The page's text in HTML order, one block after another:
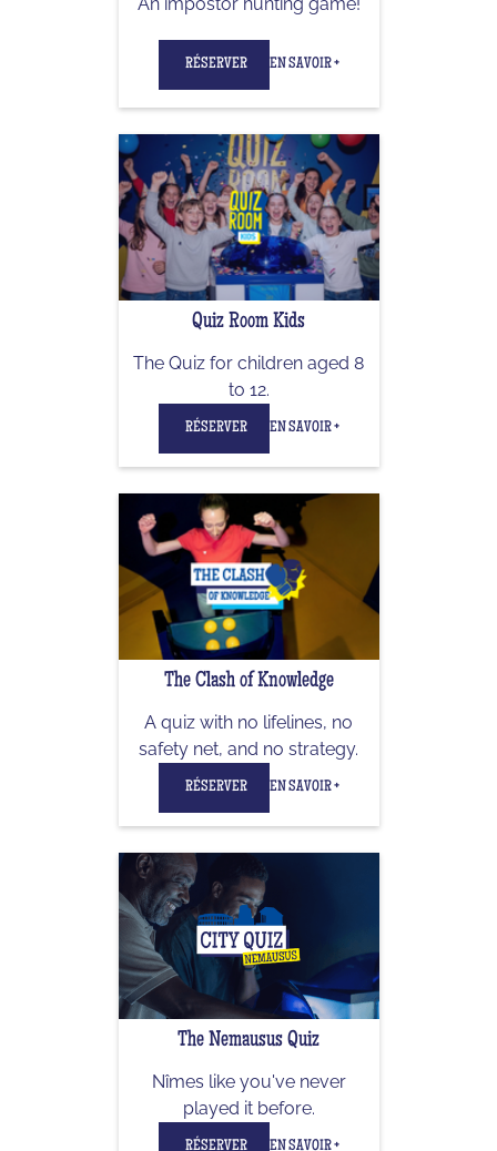
RÉSERVER EN SAVOIR +
Quiz Room Kids
The Quiz for children aged 8
to 12.
RÉSERVER EN SAVOIR +
The Clash of Knowledge
A quiz with no lifelines, no
safety net, and no strategy.
RÉSERVER EN SAVOIR +
The Nemausus Quiz
Nîmes like you've never
played it before.
RÉSERVER EN SAVOIR +